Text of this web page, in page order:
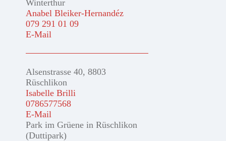
Winterthur
Anabel Bleiker-Hernandéz
079 291 01 09
E-Mail
Alsenstrasse 40, 8803
Rüschlikon
Isabelle Brilli
0786577568
E-Mail
Park im Grüene in Rüschlikon
(Duttipark)